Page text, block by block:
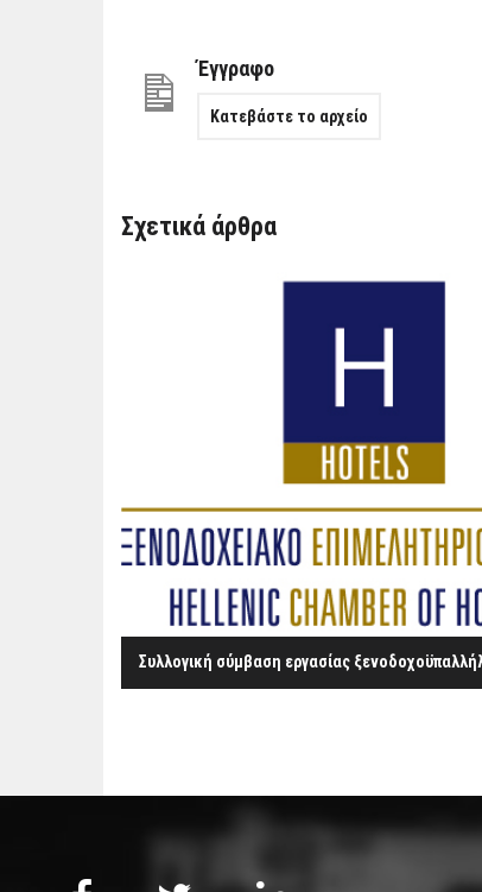
Έγγραφο
Κατεβάστε το αρχείο
Σχετικά άρθρα